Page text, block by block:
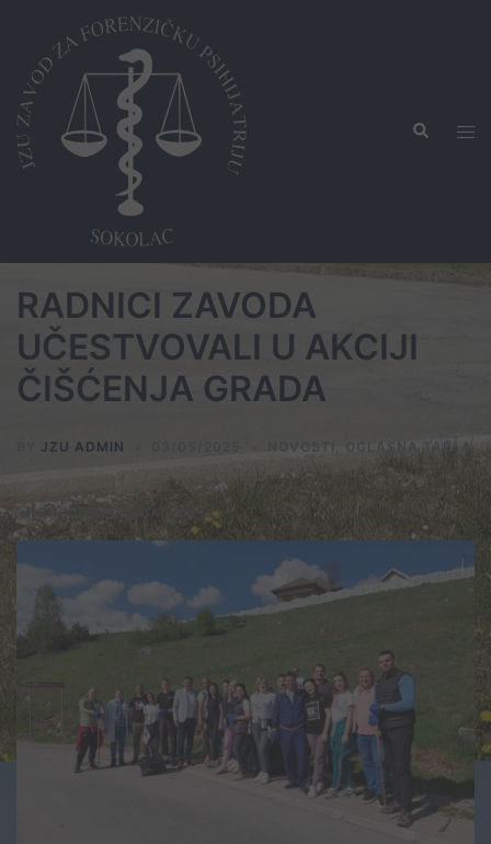
content
Search
RADNICI ZAVODA
UČESTVOVALI U AKCIJI
ČIŠĆENJA GRADA
JZU ADMIN NOVOSTI OGLASNA TABLA
BROJ PREGLEDA :